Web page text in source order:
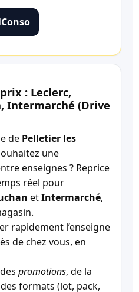
: Leclerc,
Intermarché (Drive
de Pelletier les
une
enseignes ? Reprice
réel pour
etIntermarché,
rapidement l’enseigne
de chez vous, en
promotions, de la
formats (lot, pack,